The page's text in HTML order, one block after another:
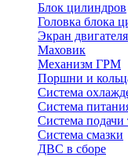
Блок цилиндров
Головка блока
Экран двигателя
Маховик
Механизм ГРМ
Поршни и
Система
Система
Система подачи
Система смазки
ДВС в сборе